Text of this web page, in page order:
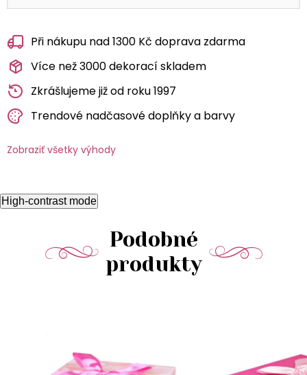
Při nákupu nad 1300 Kč doprava zdarma
Více než 3000 dekorací skladem
Zkrášlujeme již od roku 1997
Trendové nadčasové doplňky a barvy
Zobraziť všetky výhody
High-contrast mode
Podobné
produkty